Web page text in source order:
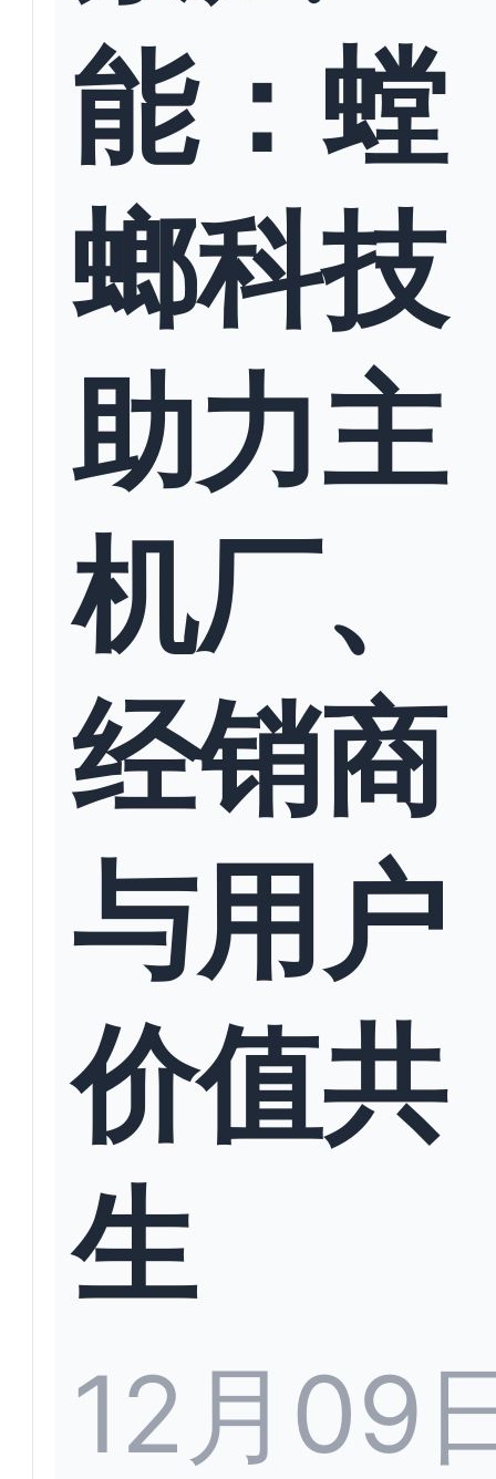
能：螳
螂科技
助力主
机厂、
经销商
与用户
价值共
生
12月09